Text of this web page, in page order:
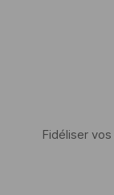
Fidéliser